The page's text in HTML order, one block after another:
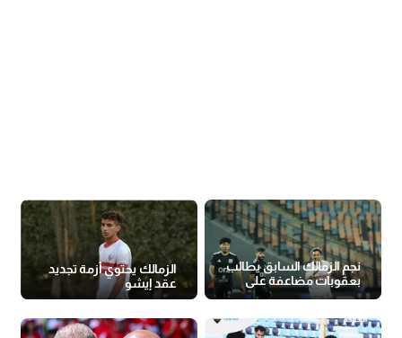
نجم الزمالك السابق يطالب
بعقوبات مضاعفة على
بيزيرا
الزمالك يحتوي أزمة تجديد
عقد إيشو